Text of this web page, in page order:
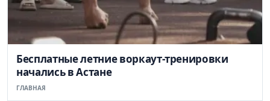
Бесплатные летние воркаут-тренировки
начались в Астане
ГЛАВНАЯ